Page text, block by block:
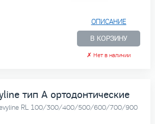
ОПИСАНИЕ
В КОРЗИНУ
✗ Нет в наличии
тип А ортодонтические
RL 100/300/400/500/600/700/900